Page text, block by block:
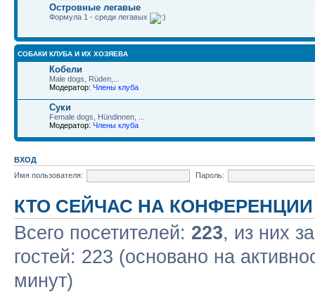
Островные легавые
Формула 1 - среди легавых
СОБАКИ КЛУБА И ИХ ХОЗЯЕВА
Кобели
Male dogs, Rüden,...
Модератор: Члены клуба
Суки
Female dogs, Hündinnen, ...
Модератор: Члены клуба
ВХОД
Имя пользователя:
Пароль:
КТО СЕЙЧАС НА КОНФЕРЕНЦИИ
Всего посетителей: 223, из них
гостей: 223 (основано на
минут)